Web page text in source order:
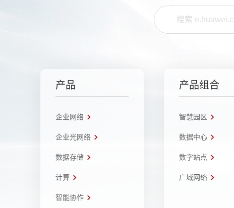
产品
企业网络
企业光网络
数据存储
计算
智能协作
产品组合
智慧园区
数据中心
数字站点
广域网络